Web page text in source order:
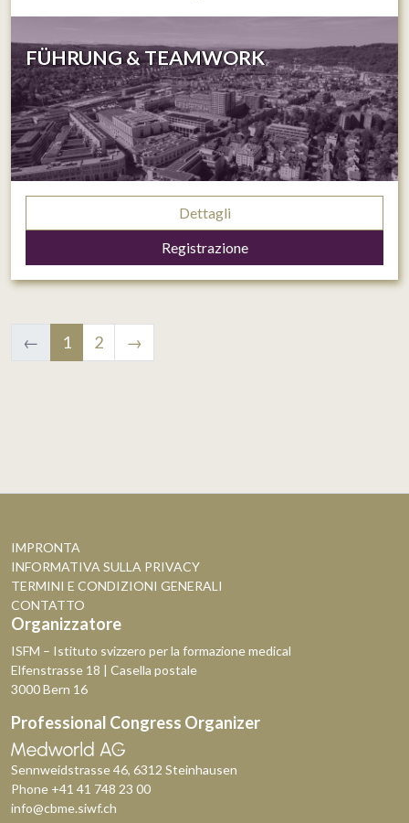
FÜHRUNG & TEAMWORK
Dettagli
Registrazione
← 1 2 →
IMPRONTA
INFORMATIVA SULLA PRIVACY
TERMINI E CONDIZIONI GENERALI
CONTATTO
Organizzatore
ISFM – Istituto svizzero per la formazione medical
Elfenstrasse 18 | Casella postale
3000 Bern 16
Professional Congress Organizer
Sennweidstrasse 46, 6312 Steinhausen
Phone +41 41 748 23 00
info@cbme.siwf.ch